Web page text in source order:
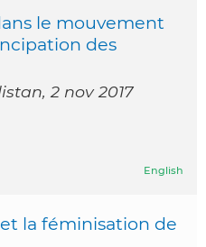
le mouvement
des
2 nov 2017
English
la féminisation de